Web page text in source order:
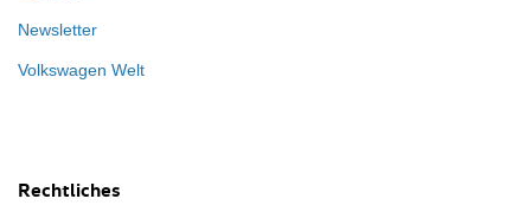
Newsletter
Volkswagen Welt
Rechtliches